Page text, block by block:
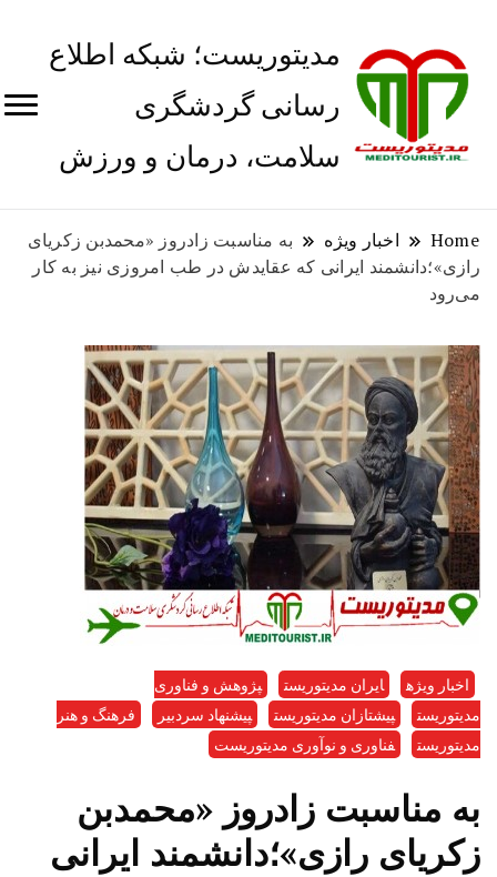
مدیتوریست؛ شبکه اطلاع
رسانی گردشگری
سلامت، درمان و ورزش
Home اخبار ویژه
به مناسبت زادروز «محمدبن زکریای
رازی»؛دانشمند ایرانی که عقایدش در طب امروزی نیز به کار
می‌رود
اخبار ویژه ایران مدیتوریست
پژوهش و فناوری
مدیتوریست
پیشتازان مدیتوریست پیشنهاد سردبیر
فرهنگ و هنر
مدیتوریست
فناوری و نوآوری مدیتوریست
به مناسبت زادروز «محمدبن
زکریای رازی»؛دانشمند ایرانی